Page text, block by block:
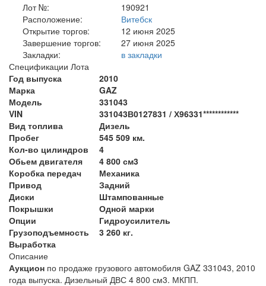
Лот №:
190921
Расположение:
Витебск
Открытие торгов:
12 июня 2025
Завершение торгов:
27 июня 2025
Закладки:
в закладки
Спецификации Лота
Год выпуска
2010
Марка
GAZ
Модель
331043
VIN
331043В0127831 / Х96331************
Вид топлива
Дизель
Пробег
545 509 км.
Кол-во цилиндров
4
Обьем двигателя
4 800 см3
Коробка передач
Механика
Привод
Задний
Диски
Штампованные
Покрышки
Одной марки
Опции
Гидроусилитель
Грузоподъемность
3 260 кг.
Выработка
Описание
Аукцион по продаже грузового автомобиля GAZ 331043, 2010
года выпуска. Дизельный ДВС 4 800 см3. МКПП.